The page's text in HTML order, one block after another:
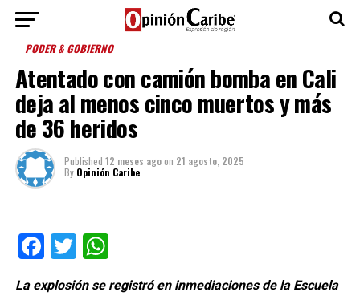
PODER & GOBIERNO
Atentado con camión bomba en Cali
deja al menos cinco muertos y más
de 36 heridos
Published 12 meses agoon 21 agosto, 2025
By Opinión Caribe
Facebook
TwitterWhatsApp
La explosión se registró en inmediaciones de la Escuela